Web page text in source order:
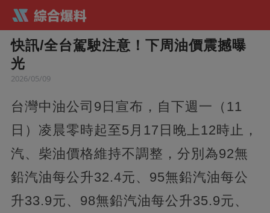
快訊/全台駕駛注意！下周油價震撼曝
光
2026/05/09
台灣中油公司9日宣布，自下週一（11
日）凌晨零時起至5月17日晚上12時止，
汽、柴油價格維持不調整，分別為92無
鉛汽油每公升32.4元、95無鉛汽油每公
升33.9元、98無鉛汽油每公升35.9元、